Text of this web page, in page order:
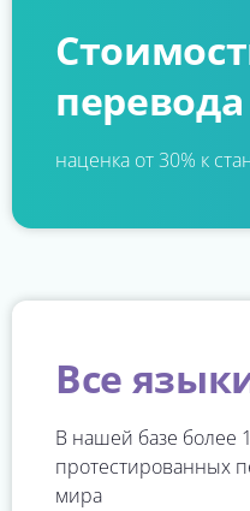
перевода
наценка от 30% к
Все
В нашей базе более
протестированных
мира